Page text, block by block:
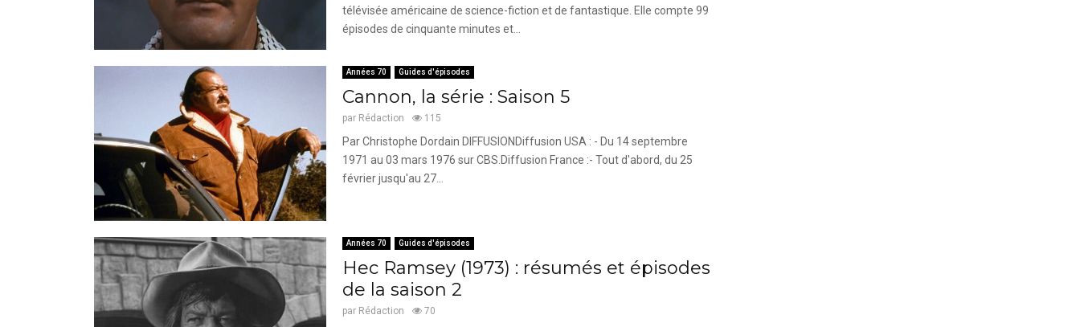
télévisée américaine de science-fiction et de fantastique. Elle compte 99
épisodes de cinquante minutes et...
Années 70 Guides d'épisodes
Cannon, la série : Saison 5
par Rédaction 115
Par Christophe Dordain DIFFUSIONDiffusion USA : - Du 14 septembre
1971 au 03 mars 1976 sur CBS.Diffusion France :- Tout d'abord, du 25
février jusqu'au 27...
Années 70 Guides d'épisodes
Hec Ramsey (1973) : résumés et épisodes
de la saison 2
par Rédaction 70